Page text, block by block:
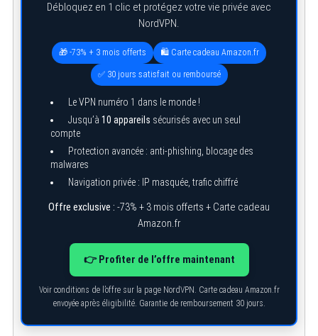
Débloquez en 1 clic et protégez votre vie privée avec
NordVPN.
🎁 -73% + 3 mois offerts 🛍️ Carte cadeau Amazon.fr
✅ 30 jours satisfait ou remboursé
Le VPN numéro 1 dans le monde !
Jusqu’à 10 appareils sécurisés avec un seul
compte
Protection avancée : anti-phishing, blocage des
malwares
Navigation privée : IP masquée, trafic chiffré
Offre exclusive : -73% + 3 mois offerts + Carte cadeau
Amazon.fr
👉 Profiter de l’offre maintenant
Voir conditions de l’offre sur la page NordVPN. Carte cadeau Amazon.fr
envoyée après éligibilité. Garantie de remboursement 30 jours.
r
c
f